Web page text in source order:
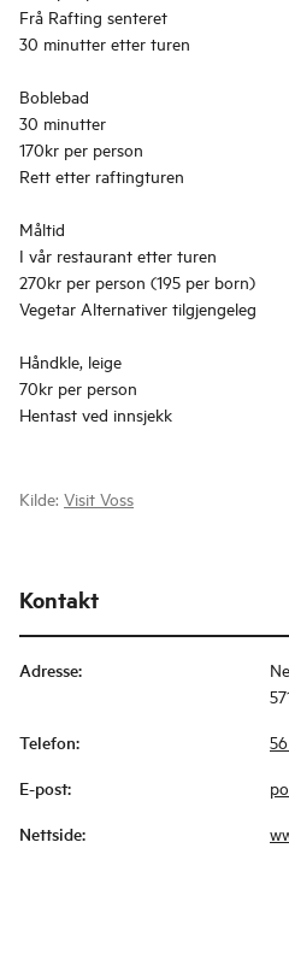
Frå Rafting senteret
30 minutter etter turen
Boblebad
30 minutter
170kr per person
Rett etter raftingturen
Måltid
I vår restaurant etter turen
270kr per person (195 per born)
Vegetar Alternativer tilgjengeleg
Håndkle, leige
70kr per person
Hentast ved innsjekk
Kilde: Visit Voss
Kontakt
Adresse:
Telefon:
E-post:
Nettside: